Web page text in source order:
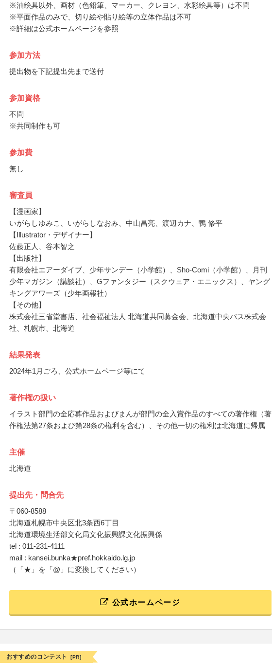
※油絵具以外、画材（色鉛筆、マーカー、クレヨン、水彩絵具等）は不問
※平面作品のみで、切り絵や貼り絵等の立体作品は不可
※詳細は公式ホームページを参照
参加方法
提出物を下記提出先まで送付
参加資格
不問
※共同制作も可
参加費
無し
審査員
【漫画家】
いがらしゆみこ、いがらしなおみ、中山昌亮、渡辺カナ、鴨 修平
【Illustrator・デザイナー】
佐藤正人、谷本智之
【出版社】
有限会社エアーダイブ、少年サンデー（小学館）、Sho-Comi（小学館）、月刊
少年マガジン（講談社）、Gファンタジー（スクウェア・エニックス）、ヤング
キングアワーズ（少年画報社）
【その他】
株式会社三省堂書店、社会福祉法人 北海道共同募金会、北海道中央バス株式会
社、札幌市、北海道
結果発表
2024年1月ごろ、公式ホームページ等にて
著作権の扱い
イラスト部門の全応募作品およびまんが部門の全入賞作品のすべての著作権（著
作権法第27条および第28条の権利を含む）、その他一切の権利は北海道に帰属
主催
北海道
提出先・問合先
〒060-8588
北海道札幌市中央区北3条西6丁目
北海道環境生活部文化局文化振興課文化振興係
tel : 011-231-4111
mail : kansei.bunka★pref.hokkaido.lg.jp
（「★」を「@」に変換してください）
公式ホームページ
おすすめのコンテスト [PR]